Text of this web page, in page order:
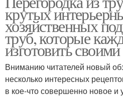
перегородка
крутых
хозяйственных
труб, которые
изготовить
Вниманию читателей новый
несколько интересных
в кое-что совершенно новое и